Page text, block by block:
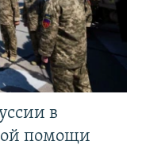
в
помощи